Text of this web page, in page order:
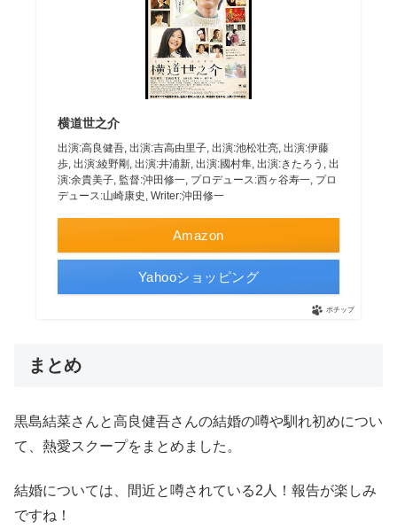
横道世之介
出演:高良健吾, 出演:吉高由里子, 出演:池松壮亮, 出演:伊藤
歩, 出演:綾野剛, 出演:井浦新, 出演:國村隼, 出演:きたろう, 出
演:余貴美子, 監督:沖田修一, プロデュース:西ヶ谷寿一, プロ
デュース:山崎康史, Writer:沖田修一
Amazon
Yahooショッピング
ポチップ
まとめ
黒島結菜さんと高良健吾さんの結婚の噂や馴れ初めについ
て、熱愛スクープをまとめました。
結婚については、間近と噂されている2人！報告が楽しみ
ですね！